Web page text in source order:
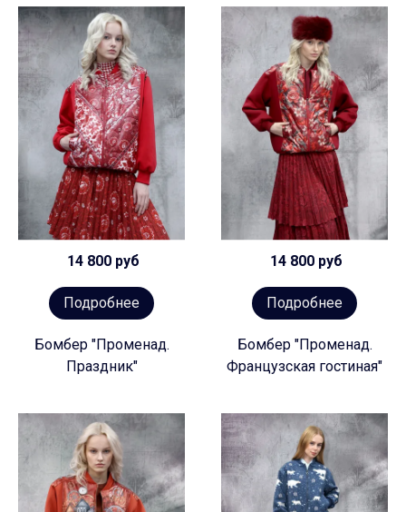
14 800 руб
Подробнее
Бомбер "Променад.
Праздник"
14 800 руб
Подробнее
Бомбер "Променад.
Французская гостиная"